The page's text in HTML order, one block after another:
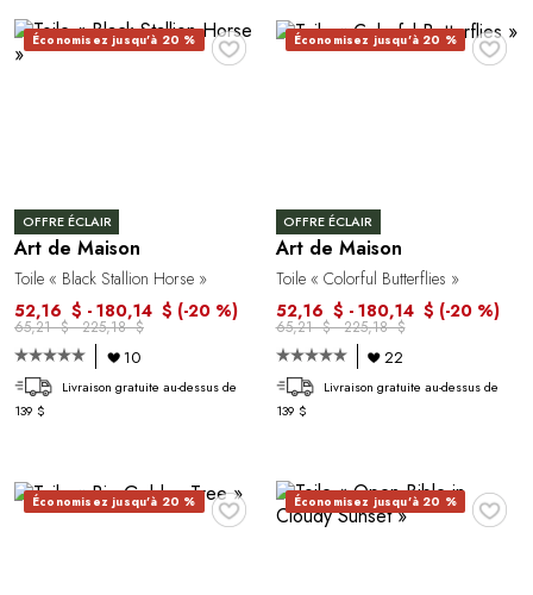
♥
Économisez jusqu'à 20 %
OFFRE ÉCLAIR
Art de Maison
Toile « Black Stallion Horse »
52,16 $ - 180,14 $ (-20 %)
65,21 $ - 225,18 $
10
Livraison gratuite au-dessus de
139 $
♥
Économisez jusqu'à 20 %
OFFRE ÉCLAIR
Art de Maison
Toile « Colorful Butterflies »
52,16 $ - 180,14 $ (-20 %)
65,21 $ - 225,18 $
22
Livraison gratuite au-dessus de
139 $
♥
Économisez jusqu'à 20 % ♥
Économisez jusqu'à 20 %